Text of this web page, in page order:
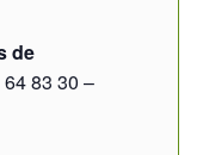
de
83 30 –